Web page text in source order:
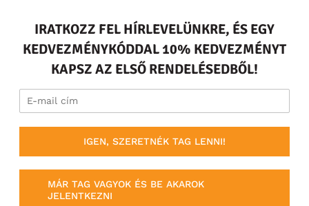
IRATKOZZ FEL HÍRLEVELÜNKRE, ÉS EGY
KEDVEZMÉNYKÓDDAL 10% KEDVEZMÉNYT
KAPSZ AZ ELSŐ RENDELÉSEDBŐL!
IGEN, SZERETNÉK TAG LENNI!
MÁR TAG VAGYOK ÉS BE AKAROK
JELENTKEZNI